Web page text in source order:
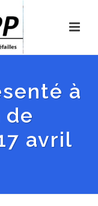
à
de
avril